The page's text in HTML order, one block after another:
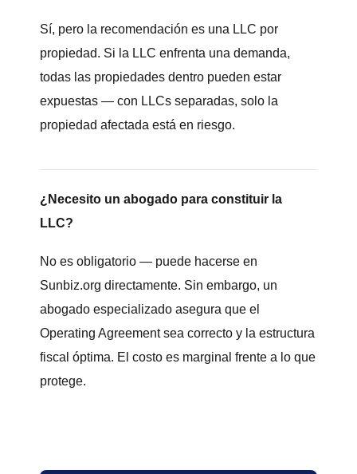
Sí, pero la recomendación es una LLC por
propiedad. Si la LLC enfrenta una demanda,
todas las propiedades dentro pueden estar
expuestas — con LLCs separadas, solo la
propiedad afectada está en riesgo.
¿Necesito un abogado para constituir la
LLC?
No es obligatorio — puede hacerse en
Sunbiz.org directamente. Sin embargo, un
abogado especializado asegura que el
Operating Agreement sea correcto y la estructura
fiscal óptima. El costo es marginal frente a lo que
protege.